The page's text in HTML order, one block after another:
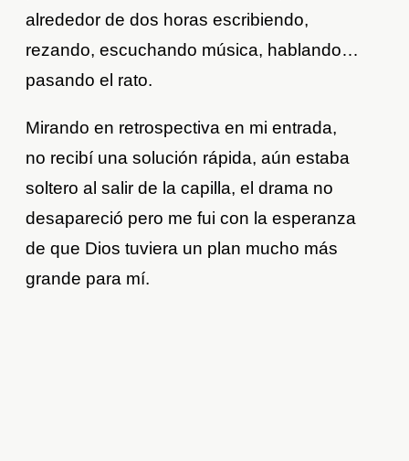
alrededor de dos horas escribiendo,
rezando, escuchando música, hablando…
pasando el rato.
Mirando en retrospectiva en mi entrada,
no recibí una solución rápida, aún estaba
soltero al salir de la capilla, el drama no
desapareció pero me fui con la esperanza
de que Dios tuviera un plan mucho más
grande para mí.